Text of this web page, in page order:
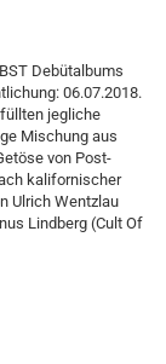
Debütalbums
06.07.2018.
jegliche
Mischung aus
von Post-
kalifornischer
Ulrich Wentzlau
Lindberg (Cult Of